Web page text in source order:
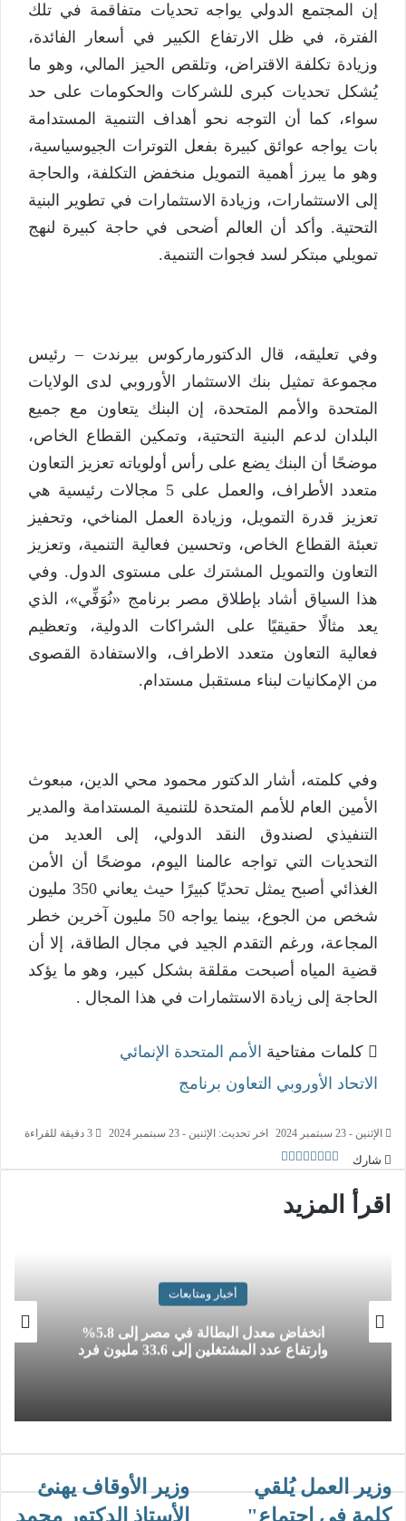
إن المجتمع الدولي يواجه تحديات متفاقمة في تلك
الفترة، في ظل الارتفاع الكبير في أسعار الفائدة،
وزيادة تكلفة الاقتراض، وتلقص الحيز المالي، وهو ما
يُشكل تحديات كبرى للشركات والحكومات على حد
سواء، كما أن التوجه نحو أهداف التنمية المستدامة
بات يواجه عوائق كبيرة بفعل التوترات الجيوسياسية،
وهو ما يبرز أهمية التمويل منخفض التكلفة، والحاجة
إلى الاستثمارات، وزيادة الاستثمارات في تطوير البنية
التحتية. وأكد أن العالم أضحى في حاجة كبيرة لنهج
تمويلي مبتكر لسد فجوات التنمية.
وفي تعليقه، قال الدكتورماركوس بيرندت – رئيس
مجموعة تمثيل بنك الاستثمار الأوروبي لدى الولايات
المتحدة والأمم المتحدة، إن البنك يتعاون مع جميع
البلدان لدعم البنية التحتية، وتمكين القطاع الخاص،
موضحًا أن البنك يضع على رأس أولوياته تعزيز التعاون
متعدد الأطراف، والعمل على 5 مجالات رئيسية هي
تعزيز قدرة التمويل، وزيادة العمل المناخي، وتحفيز
تعبئة القطاع الخاص، وتحسين فعالية التنمية، وتعزيز
التعاون والتمويل المشترك على مستوى الدول. وفي
هذا السياق أشاد بإطلاق مصر برنامج «نُوَفِّي»، الذي
يعد مثالًا حقيقيًا على الشراكات الدولية، وتعظيم
فعالية التعاون متعدد الاطراف، والاستفادة القصوى
من الإمكانيات لبناء مستقبل مستدام.
وفي كلمته، أشار الدكتور محمود محي الدين، مبعوث
الأمين العام للأمم المتحدة للتنمية المستدامة والمدير
التنفيذي لصندوق النقد الدولي، إلى العديد من
التحديات التي تواجه عالمنا اليوم، موضحًا أن الأمن
الغذائي أصبح يمثل تحديًا كبيرًا حيث يعاني 350 مليون
شخص من الجوع، بينما يواجه 50 مليون آخرين خطر
المجاعة، ورغم التقدم الجيد في مجال الطاقة، إلا أن
قضية المياه أصبحت مقلقة بشكل كبير، وهو ما يؤكد
الحاجة إلى زيادة الاستثمارات في هذا المجال .
كلمات مفتاحية الأمم المتحدة الإنمائي
الاتحاد الأوروبي التعاون برنامج
الإثنين - 23 سبتمبر 2024 اخر تحديث: الإثنين - 23 سبتمبر 2024
شارك
اقرأ المزيد
أخبار ومتابعات
انخفاض معدل البطالة في مصر إلى 5.8%
وارتفاع عدد المشتغلين إلى 33.6 مليون فرد
وزير العمل يُلقي
كلمة في إجتماع"
وزير الأوقاف يهنئ
الأستاذ الدكتور محمد